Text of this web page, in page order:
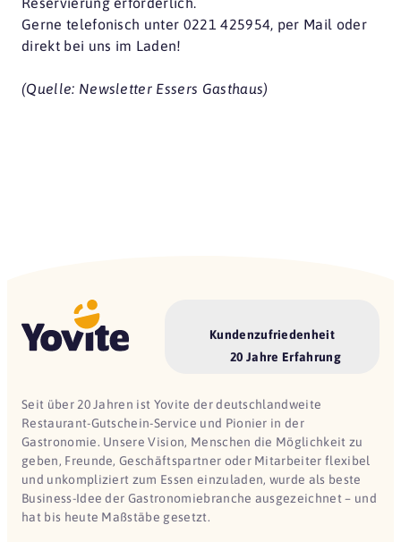
Gerne telefonisch unter 0221 425954, per Mail oder
direkt bei uns im Laden!
(Quelle: Newsletter Essers Gasthaus)
Kundenzufriedenheit
20 Jahre Erfahrung
Seit über 20 Jahren ist Yovite der deutschlandweite
Restaurant-Gutschein-Service und Pionier in der
Gastronomie. Unsere Vision, Menschen die Möglichkeit zu
geben, Freunde, Geschäftspartner oder Mitarbeiter flexibel
und unkompliziert zum Essen einzuladen, wurde als beste
Business-Idee der Gastronomiebranche ausgezeichnet – und
hat bis heute Maßstäbe gesetzt.